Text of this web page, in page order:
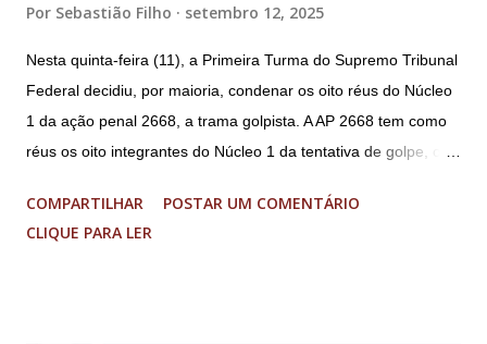
Por Sebastião Filho setembro 12, 2025
Nesta quinta-feira (11), a Primeira Turma do Supremo Tribunal
Federal decidiu, por maioria, condenar os oito réus do Núcleo
1 da ação penal 2668, a trama golpista. A AP 2668 tem como
réus os oito integrantes do Núcleo 1 da tentativa de golpe, ou
(PGR): o deputado federal Alexandre Ramagem, ex-diretor da
Agência Brasileira de Inteligência (Abin); o almirante Almir
COMPARTILHAR
POSTAR UM COMENTÁRIO
CLIQUE PARA LER